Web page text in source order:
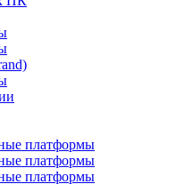
платформы
платформы
платформы